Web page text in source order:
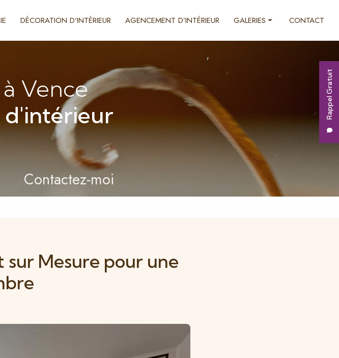
Rappel Gratuit
DÉCORATION D’INTÉRIEUR AGENCEMENT D’INTÉRIEUR GALERIES CONTACT
Vence
d'intérieur
Contactez-moi
Mesure pour une